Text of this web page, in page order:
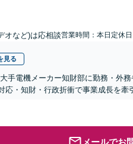
オなど)は応相談営業時間：本日定休日
見る
手電機メーカー知財部に勤務・外
・知財・行政折衝で事業成長を牽
メールでお